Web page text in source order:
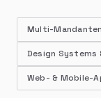
Multi-
Design Systems
Web- & Mobile-